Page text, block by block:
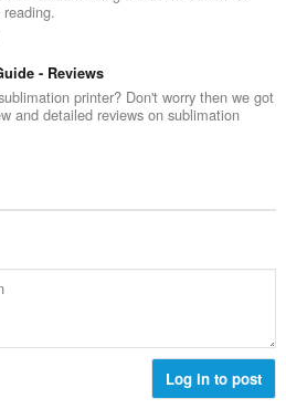
- Reviews
printer? Don't worry then we got
and detailed reviews on sublimation
Log in to post